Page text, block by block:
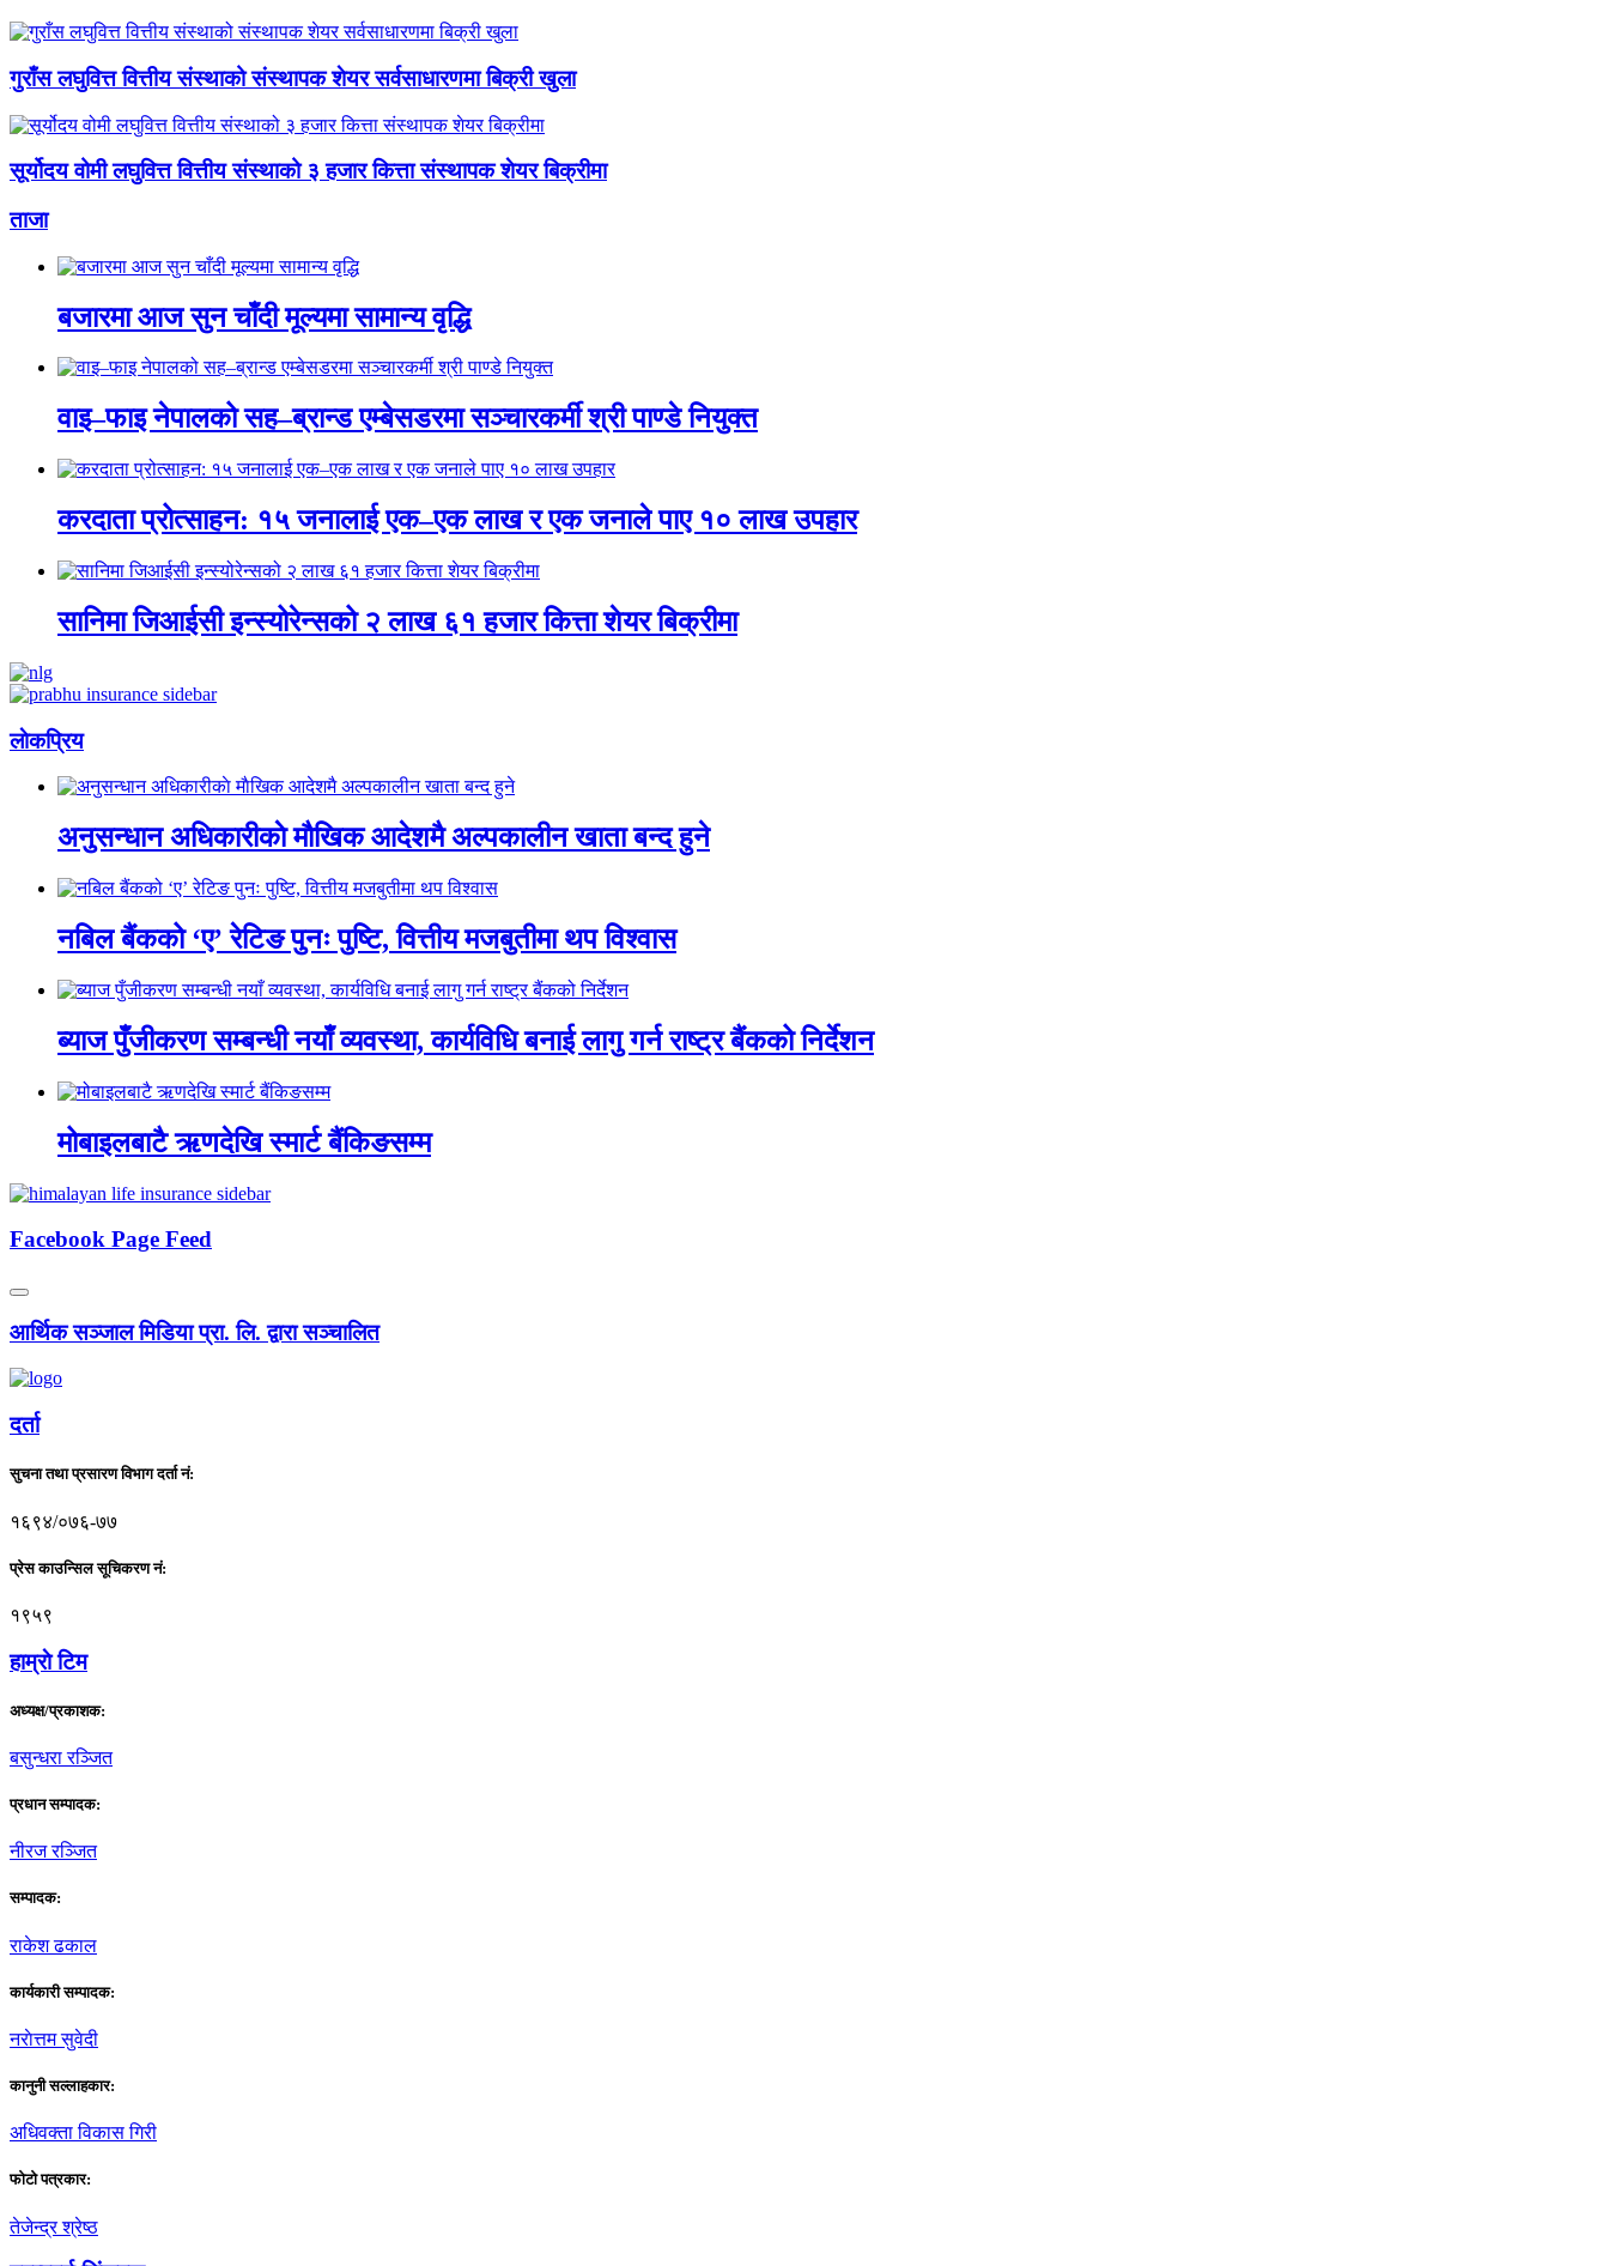
गुराँस लघुवित्त वित्तीय संस्थाको संस्थापक शेयर सर्वसाधारणमा बिक्री खुला
सूर्योदय वोमी लघुवित्त वित्तीय संस्थाको ३ हजार कित्ता संस्थापक शेयर बिक्रीमा
ताजा
बजारमा आज सुन चाँदी मूल्यमा सामान्य वृद्धि
वाइ–फाइ नेपालको सह–ब्रान्ड एम्बेसडरमा सञ्चारकर्मी श्री पाण्डे नियुक्त
करदाता प्रोत्साहन: १५ जनालाई एक–एक लाख र एक जनाले पाए १० लाख उपहार
सानिमा जिआईसी इन्स्योरेन्सको २ लाख ६१ हजार कित्ता शेयर बिक्रीमा
लाेकप्रिय
अनुसन्धान अधिकारीकाे माैखिक आदेशमै अल्पकालीन खाता बन्द हुने
नबिल बैंकको ‘ए’ रेटिङ पुनः पुष्टि, वित्तीय मजबुतीमा थप विश्वास
ब्याज पुँजीकरण सम्बन्धी नयाँ व्यवस्था, कार्यविधि बनाई लागु गर्न राष्ट्र बैंकको निर्देशन
मोबाइलबाटै ऋणदेखि स्मार्ट बैंकिङसम्म
Facebook Page Feed
आर्थिक सञ्जाल मिडिया प्रा. लि. द्वारा सञ्चालित
दर्ता
सुचना तथा प्रसारण विभाग दर्ता नं:
१६९४/०७६-७७
प्रेस काउन्सिल सूचिकरण नं:
१९५९
हाम्राे टिम
अध्यक्ष/प्रकाशक:
बसुन्धरा रञ्जित
प्रधान सम्पादक:
नीरज रञ्जित
सम्पादक:
राकेश ढकाल
कार्यकारी सम्पादक:
नराेत्तम सुवेदी
कानुनी सल्लाहकार:
अधिवक्ता विकास गिरी
फाेटाे पत्रकार:
तेजेन्द्र श्रेष्ठ